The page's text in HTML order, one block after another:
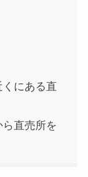
にある直
直売所を